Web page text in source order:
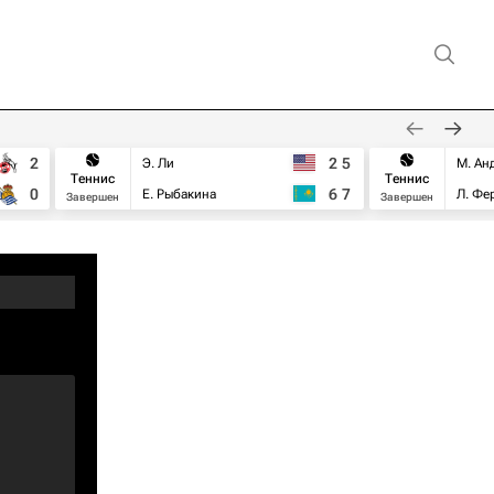
2
0
Теннис
Завершен
Э. Ли
Е. Рыбакина
2 5
6 7
Теннис
Завершен
М.
Л.